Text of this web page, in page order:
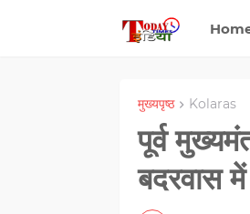
मुख्यपृष्ठ Kolaras
पूर्व
बदरवास